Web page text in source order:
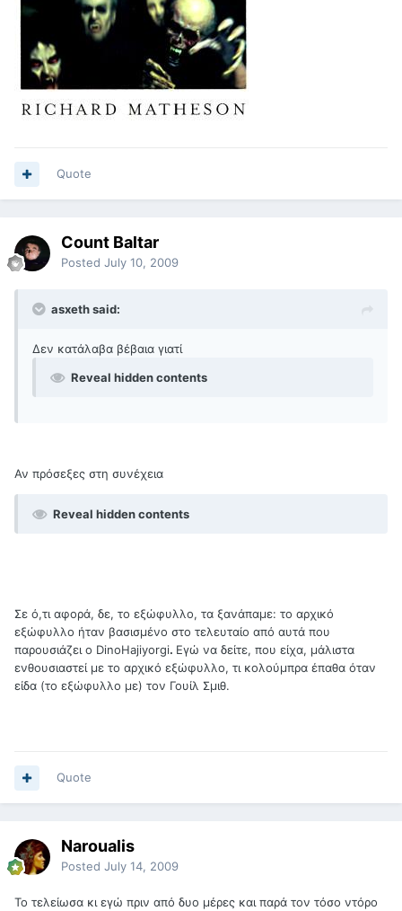
Quote
Count Baltar
Posted July 10, 2009
asxeth said:
Δεν κατάλαβα βέβαια γιατί
Reveal hidden contents
Αν πρόσεξες στη συνέχεια
Reveal hidden contents
Σε ό,τι αφορά, δε, το εξώφυλλο, τα ξανάπαμε: το αρχικό
εξώφυλλο ήταν βασισμένο στο τελευταίο από αυτά που
παρουσιάζει ο DinoHajiyorgi. Εγώ να δείτε, που είχα, μάλιστα
ενθουσιαστεί με το αρχικό εξώφυλλο, τι κολούμπρα έπαθα όταν
είδα (το εξώφυλλο με) τον Γουίλ Σμιθ.
Quote
Naroualis
Posted July 14, 2009
Το τελείωσα κι εγώ πριν από δυο μέρες και παρά τον τόσο ντόρο